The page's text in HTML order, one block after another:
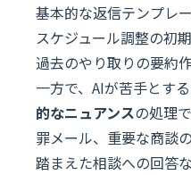
基本的な返信テンプレ
スケジュール調整の初
過去のやり取りの要約
一方で、AIが苦手とす
的なニュアンスの処理
罪メール、重要な商談
踏まえた相談への回答